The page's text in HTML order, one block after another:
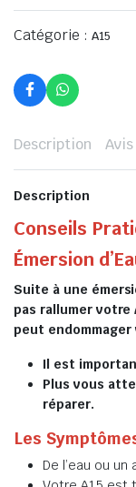
Catégorie : A15
Description
Description
Conseils
Émersion
Suite à une
pas rallumer votre
peut
Il est
Plus vous
réparer.
Les
De l’eau ou